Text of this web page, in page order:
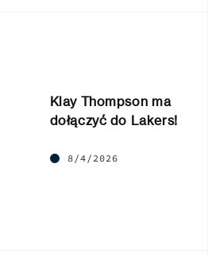
Klay Thompson ma
dołączyć do Lakers!
8/4/2026